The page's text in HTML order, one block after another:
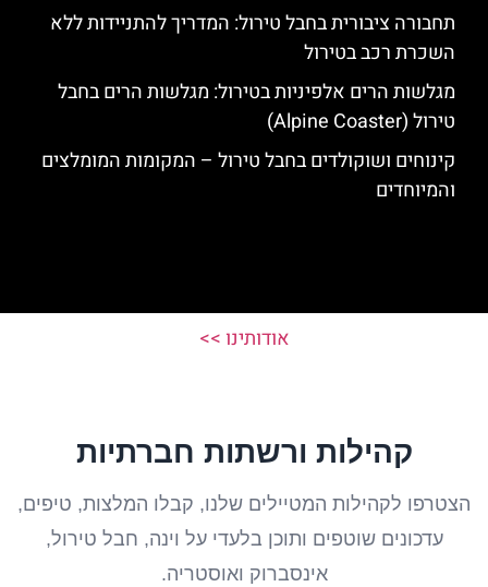
תחבורה ציבורית בחבל טירול: המדריך להתניידות ללא
השכרת רכב בטירול
מגלשות הרים אלפיניות בטירול: מגלשות הרים בחבל
טירול (Alpine Coaster)
קינוחים ושוקולדים בחבל טירול – המקומות המומלצים
והמיוחדים
אודותינו >>
קהילות ורשתות חברתיות
הצטרפו לקהילות המטיילים שלנו, קבלו המלצות, טיפים,
עדכונים שוטפים ותוכן בלעדי על וינה, חבל טירול,
אינסברוק ואוסטריה.